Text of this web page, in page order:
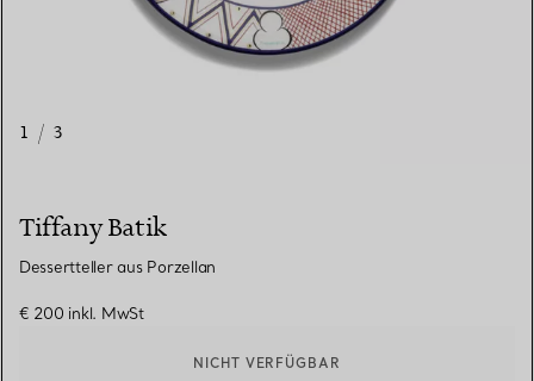
1 / 3
Tiffany Batik
Dessertteller aus Porzellan
€ 200 inkl. MwSt
NICHT VERFÜGBAR